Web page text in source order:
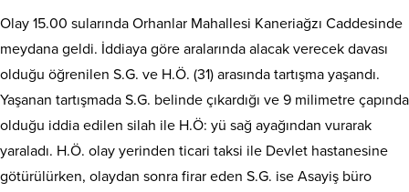
Olay 15.00 sularında Orhanlar Mahallesi Kaneriağzı Caddesinde
meydana geldi. İddiaya göre aralarında alacak verecek davası
olduğu öğrenilen S.G. ve H.Ö. (31) arasında tartışma yaşandı.
Yaşanan tartışmada S.G. belinde çıkardığı ve 9 milimetre çapında
olduğu iddia edilen silah ile H.Ö: yü sağ ayağından vurarak
yaraladı. H.Ö. olay yerinden ticari taksi ile Devlet hastanesine
götürülürken, olaydan sonra firar eden S.G. ise Asayiş büro